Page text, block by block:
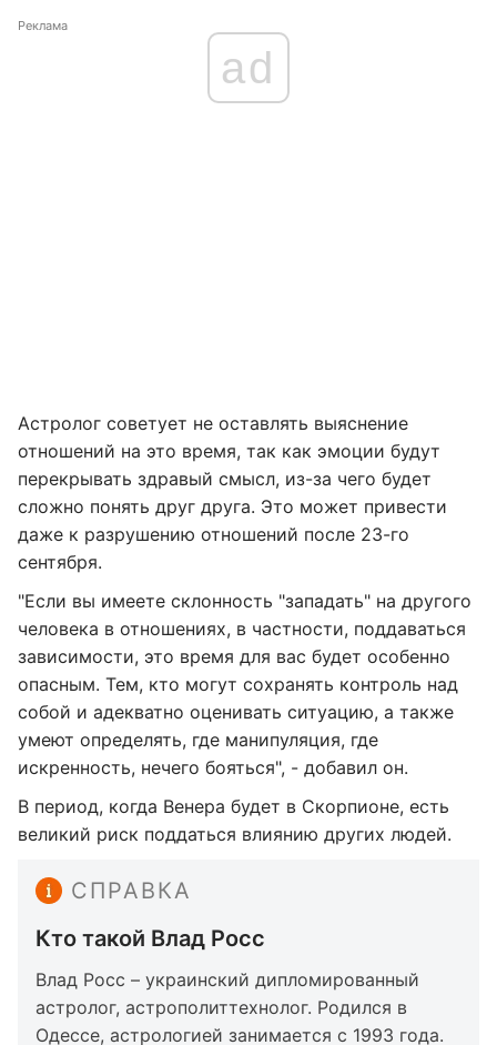
Реклама
ad
Астролог советует не оставлять выяснение
отношений на это время, так как эмоции будут
перекрывать здравый смысл, из-за чего будет
сложно понять друг друга. Это может привести
даже к разрушению отношений после 23-го
сентября.
"Если вы имеете склонность "западать" на другого
человека в отношениях, в частности, поддаваться
зависимости, это время для вас будет особенно
опасным. Тем, кто могут сохранять контроль над
собой и адекватно оценивать ситуацию, а также
умеют определять, где манипуляция, где
искренность, нечего бояться", - добавил он.
В период, когда Венера будет в Скорпионе, есть
великий риск поддаться влиянию других людей.
СПРАВКА
Кто такой Влад Росс
Влад Росс – украинский дипломированный
астролог, астрополиттехнолог. Родился в
Одессе, астрологией занимается с 1993 года.